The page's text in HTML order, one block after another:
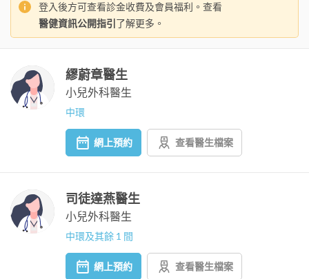
登入後方可查看診金收費及會員福利。查看
醫健資訊公開指引 了解更多。
繆蔚章醫生
小兒外科醫生
中環
網上預約 查看醫生檔案
司徒達燕醫生
小兒外科醫生
中環及其餘 1 間
網上預約 查看醫生檔案